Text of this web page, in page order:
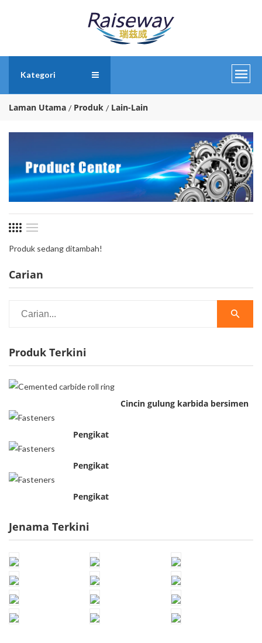
Kategori
Laman Utama Produk Lain-Lain
Carian
Produk Terkini
Cincin gulung karbida bersimen
Pengikat
Pengikat
Pengikat
Jenama Terkini
Produk sedang ditambah!